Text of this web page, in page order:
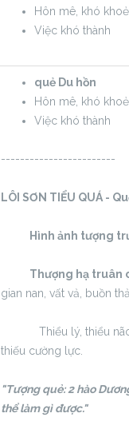
Hôn mê, khó
Việc khó thành
quẻ Du hồn
Hôn mê, khó
Việc khó thành
------------------------
LÔI SƠN TIỂU QUÁ -
Hình ảnh tượng
Thượng hạ truân
gian nan, vất vả, buồn
Thiểu lý, thiểu não,
thiếu cường lực.
"Tượng quẻ: 2 hào
thể làm gì được."